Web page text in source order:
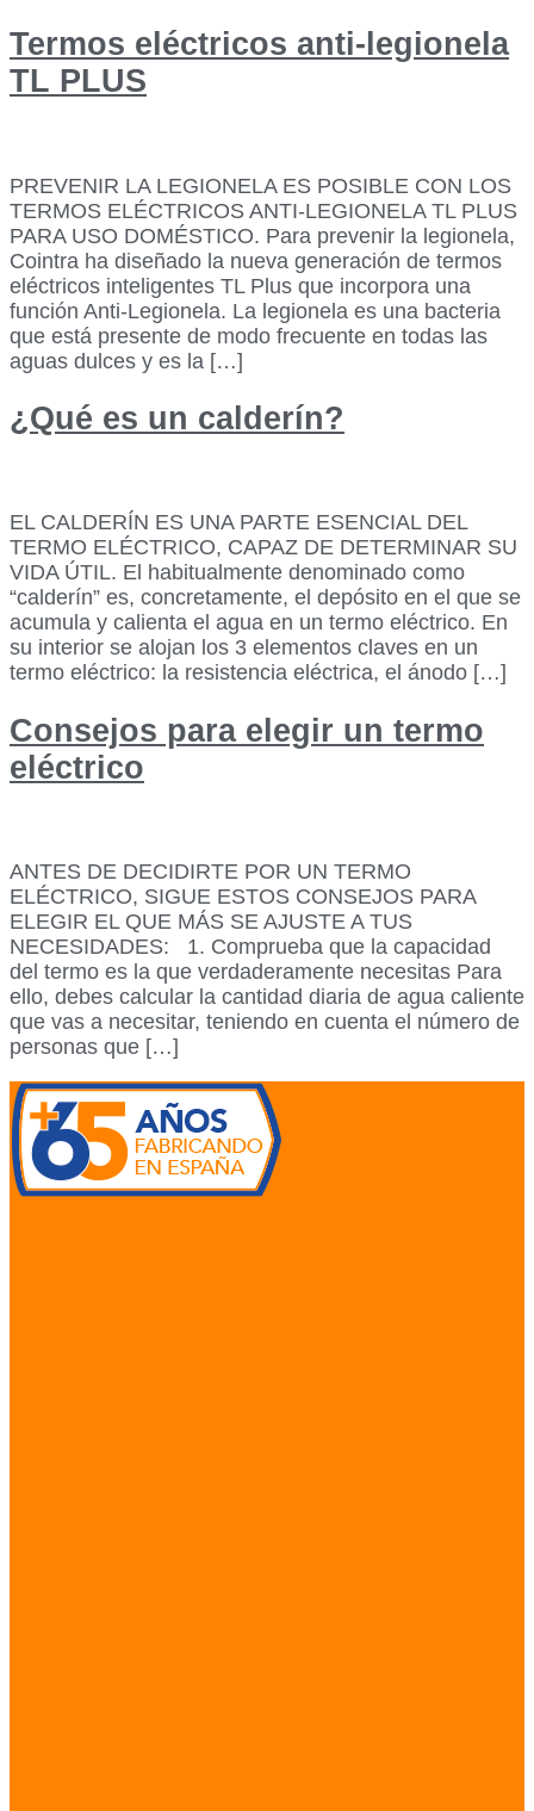
Termos eléctricos anti-legionela
TL PLUS
PREVENIR LA LEGIONELA ES POSIBLE CON LOS
TERMOS ELÉCTRICOS ANTI-LEGIONELA TL PLUS
PARA USO DOMÉSTICO. Para prevenir la legionela,
Cointra ha diseñado la nueva generación de termos
eléctricos inteligentes TL Plus que incorpora una
función Anti-Legionela. La legionela es una bacteria
que está presente de modo frecuente en todas las
aguas dulces y es la […]
¿Qué es un calderín?
EL CALDERÍN ES UNA PARTE ESENCIAL DEL
TERMO ELÉCTRICO, CAPAZ DE DETERMINAR SU
VIDA ÚTIL. El habitualmente denominado como
“calderín” es, concretamente, el depósito en el que se
acumula y calienta el agua en un termo eléctrico. En
su interior se alojan los 3 elementos claves en un
termo eléctrico: la resistencia eléctrica, el ánodo […]
Consejos para elegir un termo
eléctrico
ANTES DE DECIDIRTE POR UN TERMO
ELÉCTRICO, SIGUE ESTOS CONSEJOS PARA
ELEGIR EL QUE MÁS SE AJUSTE A TUS
NECESIDADES: 1. Comprueba que la capacidad
del termo es la que verdaderamente necesitas Para
ello, debes calcular la cantidad diaria de agua caliente
que vas a necesitar, teniendo en cuenta el número de
personas que […]